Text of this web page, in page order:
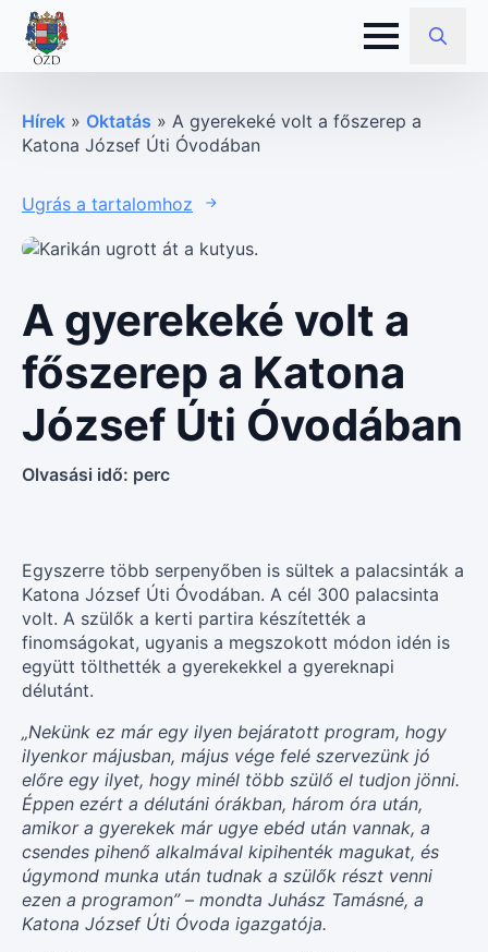
Search
Hírek » Oktatás » A gyerekeké volt a főszerep a
Katona József Úti Óvodában
Ugrás a tartalomhoz
A gyerekeké volt a
főszerep a Katona
József Úti Óvodában
Olvasási idő: perc
Egyszerre több serpenyőben is sültek a palacsinták a
Katona József Úti Óvodában. A cél 300 palacsinta
volt. A szülők a kerti partira készítették a
finomságokat, ugyanis a megszokott módon idén is
együtt tölthették a gyerekekkel a gyereknapi
délutánt.
„Nekünk ez már egy ilyen bejáratott program, hogy
ilyenkor májusban, május vége felé szervezünk jó
előre egy ilyet, hogy minél több szülő el tudjon jönni.
Éppen ezért a délutáni órákban, három óra után,
amikor a gyerekek már ugye ebéd után vannak, a
csendes pihenő alkalmával kipihenték magukat, és
úgymond munka után tudnak a szülők részt venni
ezen a programon” – mondta Juhász Tamásné, a
Katona József Úti Óvoda igazgatója.